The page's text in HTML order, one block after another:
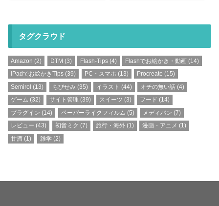
タグクラウド
Amazon (2) DTM (3) Flash-Tips(4) Flashでお絵かき・動画 (14)
iPadでお絵かきTips (39) PC・スマホ (13) Procreate (15)
Semiro! (13) ちびせみ (35) イラスト (44) オチの無い話 (4)
ゲーム (32) サイト管理 (39) スイーツ (3) フード (14)
プラグイン (14) ペーパーライクフィルム (5) メディバン (7)
レビュー (43) 初音ミク (7) 旅行・海外(1) 漫画・アニメ (1)
甘酒 (1) 雑学(2)